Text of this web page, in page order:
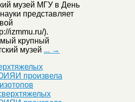
музей МГУ в День
представляет
izmmu.ru/).
крупный
музей ... →
произвела